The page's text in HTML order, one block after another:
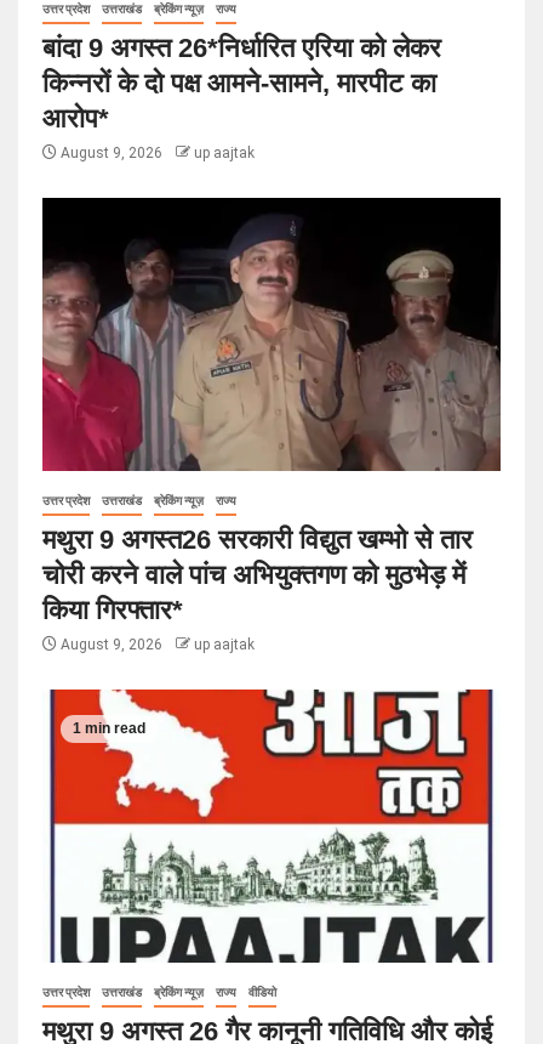
उत्तर प्रदेश उत्तराखंड ब्रेकिंग न्यूज़ राज्य
बांदा 9 अगस्त 26*निर्धारित एरिया को लेकर
किन्नरों के दो पक्ष आमने-सामने, मारपीट का
आरोप*
August 9, 2026 up aajtak
उत्तर प्रदेश उत्तराखंड ब्रेकिंग न्यूज़ राज्य
मथुरा 9 अगस्त26 सरकारी विद्युत खम्भो से तार
चोरी करने वाले पांच अभियुक्तगण को मुठभेड़ में
किया गिरफ्तार*
August 9, 2026 up aajtak
1 min read
उत्तर प्रदेश उत्तराखंड ब्रेकिंग न्यूज़ राज्य वीडियो
मथुरा 9 अगस्त 26 गैर कानूनी गतिविधि और कोई